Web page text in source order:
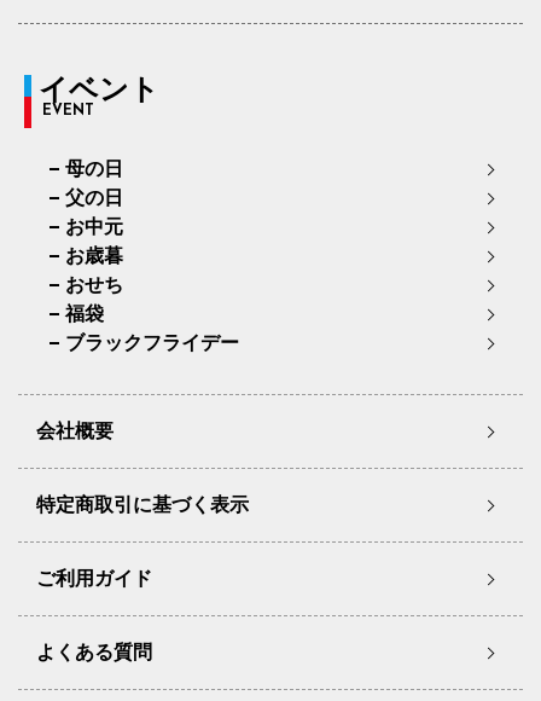
イベント
EVENT
母の日
父の日
お中元
お歳暮
おせち
福袋
ブラックフライデー
会社概要
特定商取引に基づく表示
ご利用ガイド
よくある質問